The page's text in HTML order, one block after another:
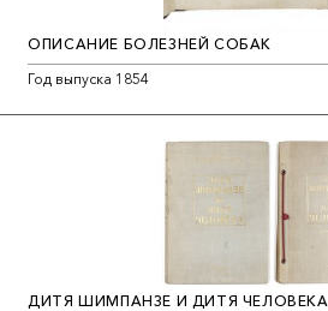
ОПИСАНИЕ БОЛЕЗНЕЙ СОБАК
Год выпуска 1854
ДИТЯ ШИМПАНЗЕ И ДИТЯ ЧЕЛОВЕКА